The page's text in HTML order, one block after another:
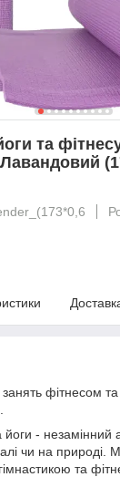
та
фітнесом
- незамінний
чи на природі.
та